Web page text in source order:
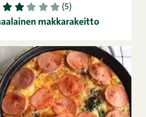
1 2 3 4 5 (5)
makkarakeitto